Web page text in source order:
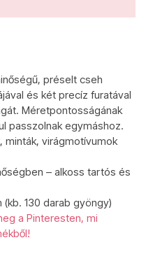
préselt cseh
és két precíz furatával
Méretpontosságának
passzolnak egymáshoz.
minták, virágmotívumok
– alkoss tartós és
130 darab gyöngy)
a Pinteresten, mi